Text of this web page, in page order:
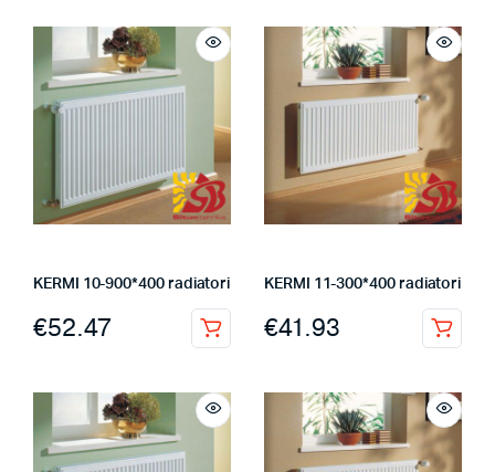
KERMI 10-900*400 radiatori
€52.47
KERMI 11-300*400 radiatori
€41.93